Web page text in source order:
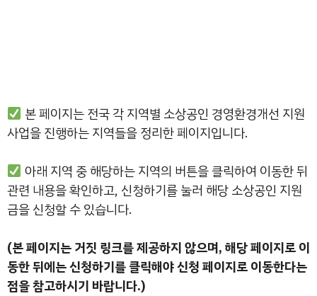
본 페이지는 전국 각 지역별 소상공인 경영환경개선 지원
사업을 진행하는 지역들을 정리한 페이지입니다.
아래 지역 중 해당하는 지역의 버튼을 클릭하여 이동한 뒤
관련 내용을 확인하고, 신청하기를 눌러 해당 소상공인 지원
금을 신청할 수 있습니다.
(본 페이지는 거짓 링크를 제공하지 않으며, 해당 페이지로 이
동한 뒤에는 신청하기를 클릭해야 신청 페이지로 이동한다는
점을 참고하시기 바랍니다.)